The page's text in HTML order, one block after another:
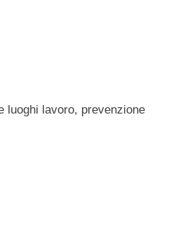
luoghi lavoro, prevenzione